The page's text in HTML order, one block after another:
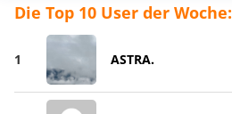
Die Top 10 User der Woche:
1 ASTRA.